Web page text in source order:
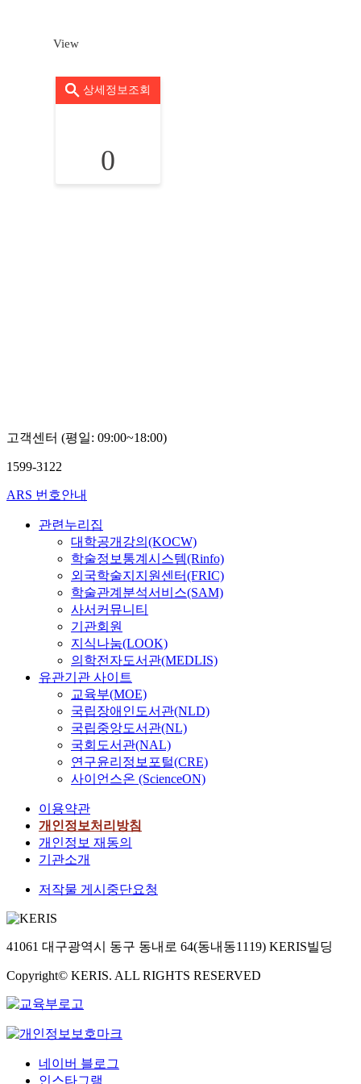
View
상세정보조회
0
고객센터 (평일: 09:00~18:00)
1599-3122
ARS 번호안내
관련누리집
대학공개강의(KOCW)
학술정보통계시스템(Rinfo)
외국학술지지원센터(FRIC)
학술관계분석서비스(SAM)
사서커뮤니티
기관회원
지식나눔(LOOK)
의학전자도서관(MEDLIS)
유관기관 사이트
교육부(MOE)
국립장애인도서관(NLD)
국립중앙도서관(NL)
국회도서관(NAL)
연구윤리정보포털(CRE)
사이언스온 (ScienceON)
이용약관
개인정보처리방침
개인정보 재동의
기관소개
저작물 게시중단요청
41061 대구광역시 동구 동내로 64(동내동1119) KERIS빌딩
Copyright© KERIS. ALL RIGHTS RESERVED
네이버 블로그
인스타그램